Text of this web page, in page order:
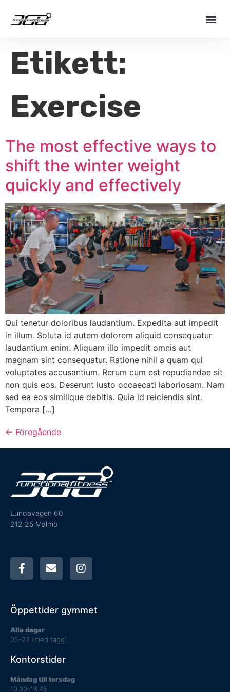
Etikett:
Exercise
The most effective ways to
shift the winter weight
quickly and effectively
Qui tenetur doloribus laudantium. Expedita aut impedit
in illum. Soluta id autem dolorem aliquid consequatur
laudantium enim. Aliquam illo impedit omnis aut
magnam sint consequatur. Ratione nihil a quam qui
voluptates accusantium. Rerum cum est repudiandae sit
non quis eos. Deserunt iusto occaecati laboriosam. Nam
sed ea eos similique debitis. Quia id reiciendis sint.
Tempora […]
← Föregående
Lundavägen 60
212 25 Malmö
Öppettider gymmet
Alla dagar
05-23 (med tagg)
Kontorstider
Måndag till torsdag
10.30-16.45